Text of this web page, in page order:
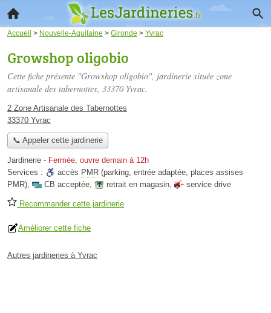
Accueil > Nouvelle-Aquitaine > Gironde > Yvrac
Growshop oligobio
Cette fiche présente "Growshop oligobio", jardinerie située zone
artisanale des tabernottes, 33370 Yvrac.
2 Zone Artisanale des Tabernottes
33370 Yvrac
📞 Appeler cette jardinerie
Jardinerie - Fermée, ouvre demain à 12h
Services :
accès PMR (parking, entrée adaptée, places assises
PMR), CB acceptée, retrait en magasin, service drive
Recommander cette jardinerie
Améliorer cette fiche
Autres jardineries à Yvrac